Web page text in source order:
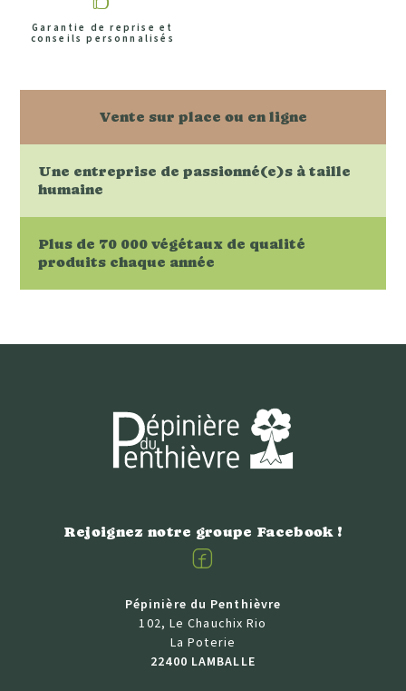
Garantie de reprise et
conseils personnalisés
Vente sur place ou en ligne
Une entreprise de passionné(e)s à taille
humaine
Plus de 70 000 végétaux de qualité
produits chaque année
Rejoignez notre groupe Facebook !
Facebook
Pépinière du Penthièvre
102, Le Chauchix Rio
La Poterie
22400 LAMBALLE